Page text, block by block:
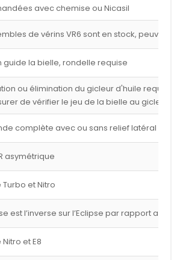
avec chemise ou Nicasil
de vérins VR6 sont en stock, peuvent
guide la bielle, rondelle requise
ou élimination du gicleur d'huile
de vérifier le jeu de la bielle au gicleur
complète avec ou sans relief latéral
asymétrique
et Nitro
est l’inverse sur l’Eclipse par rapport au
et E8